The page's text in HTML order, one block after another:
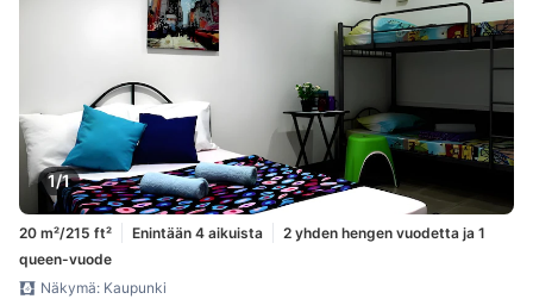
1/1
20 m²/215 ft² Enintään 4 aikuista
2 yhden hengen vuodetta ja 1
queen-vuode
Näkymä: Kaupunki